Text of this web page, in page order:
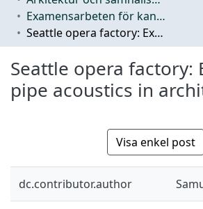
Examensarbeten för kandidatexamen
Seattle opera factory: Exploring pipe acoustics in architecture
Seattle opera factory:
pipe acoustics in
Visa enkel post
dc.contributor.author